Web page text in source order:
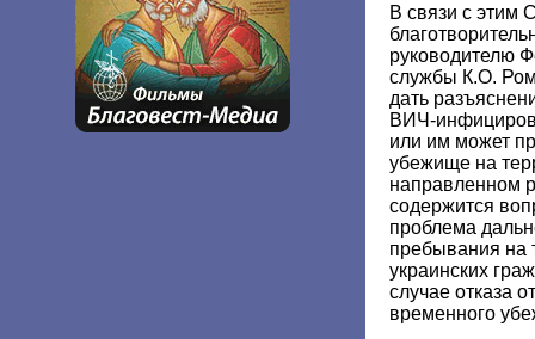
В связи с этим
руководителю
службы К.О.
дать
ВИЧ-
или им может
убежище на
направленном
содержится
проблема
пребывания на
украинских
случае отказа
временного